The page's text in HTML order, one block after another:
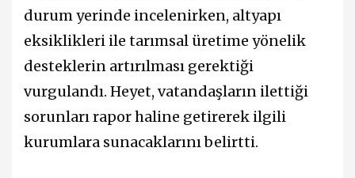
durum yerinde incelenirken, altyapı
eksiklikleri ile tarımsal üretime yönelik
desteklerin artırılması gerektiği
vurgulandı. Heyet, vatandaşların ilettiği
sorunları rapor haline getirerek ilgili
kurumlara sunacaklarını belirtti.